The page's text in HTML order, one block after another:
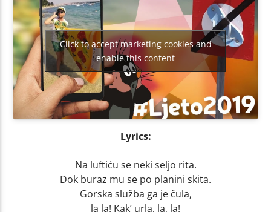
Click to accept marketing cookies and
enable this content
Lyrics:
Na luftiću se neki seljo rita.
Dok buraz mu se po planini skita.
Gorska služba ga je čula,
la la! Kak’ urla, la, la!